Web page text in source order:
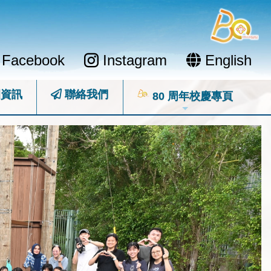
Instagram English
訊 聯絡我們 80 周年校慶專頁